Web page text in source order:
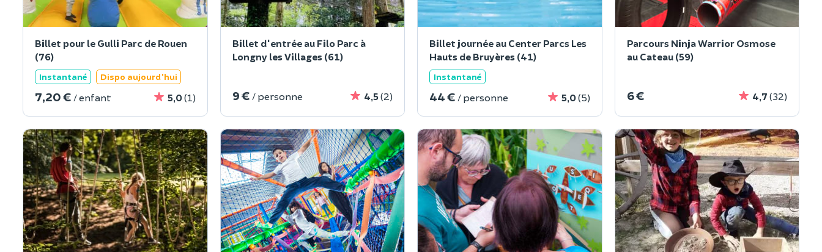
Billet pour le Gulli Parc de Rouen
(76)
Instantané Dispo aujourd'hui
7,20 € / enfant 5,0(1)
Billet d'entrée au Filo Parc à
Longny les Villages (61)
9 € / personne 4,5(2)
Billet journée au Center Parcs Les
Hauts de Bruyères (41)
Instantané
44 € / personne 5,0(5)
Parcours Ninja Warrior Osmose
au Cateau (59)
6 € 4,7 (32)